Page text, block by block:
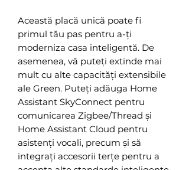
Această placă unică poate fi
primul tău pas pentru a-ți
moderniza casa inteligentă. De
asemenea, vă puteți extinde mai
mult cu alte capacități extensibile
ale Green. Puteți adăuga Home
Assistant SkyConnect pentru
comunicarea Zigbee/Thread și
Home Assistant Cloud pentru
asistenți vocali, precum și să
integrați accesorii terțe pentru a